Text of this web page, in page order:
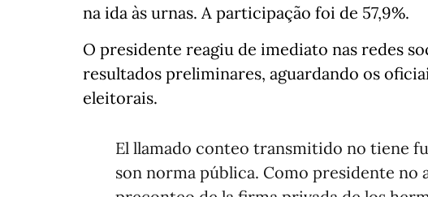
na ida às urnas. A participação foi de 57,9%.
O presidente reagiu de imediato nas redes
resultados preliminares, aguardando os
eleitorais.
El llamado conteo transmitido no tiene
son norma pública. Como presidente no